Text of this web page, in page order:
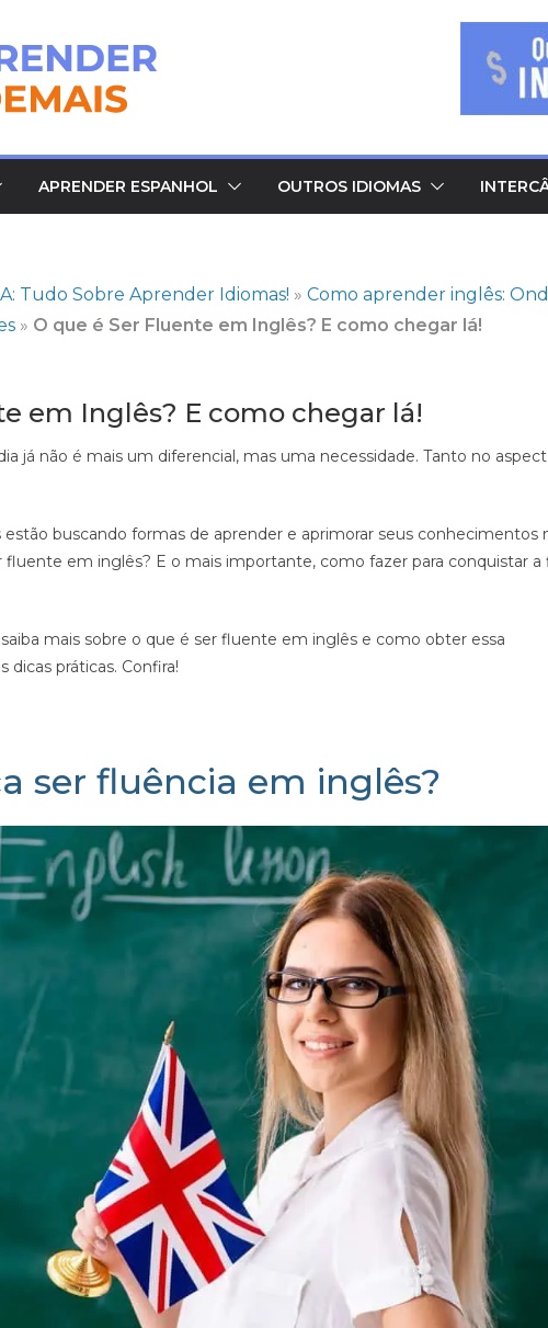
APRENDER ESPANHOL OUTROS IDIOMAS
Tudo Sobre Aprender Idiomas! » Como aprender inglês:
» O que é Ser Fluente em Inglês? E como chegar lá!
em Inglês? E como chegar lá!
já não é mais um diferencial, mas uma necessidade. Tanto no
estão buscando formas de aprender e aprimorar seus conhecimentos
fluente em inglês? E o mais importante, como fazer para conquistar a
mais sobre o que é ser fluente em inglês e como obter essa
práticas. Confira!
ser fluência em inglês?